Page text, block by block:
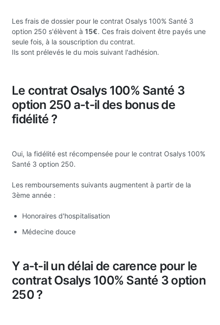
Les frais de dossier pour le contrat Osalys 100% Santé 3
option 250 s'élèvent à 15€. Ces frais doivent être payés une
seule fois, à la souscription du contrat.
Ils sont prélevés le du mois suivant l'adhésion.
Le contrat Osalys 100% Santé 3
option 250 a-t-il des bonus de
fidélité ?
Oui, la fidélité est récompensée pour le contrat Osalys 100%
Santé 3 option 250.
Les remboursements suivants augmentent à partir de la
3ème année :
Honoraires d'hospitalisation
Médecine douce
Y a-t-il un délai de carence pour le
contrat Osalys 100% Santé 3 option
250 ?